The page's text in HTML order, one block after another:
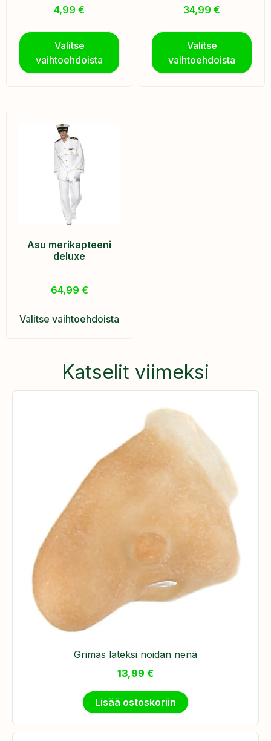
4,99 €
Valitse
vaihtoehdoista
34,99 €
Valitse
vaihtoehdoista
Asu merikapteeni
deluxe
64,99 €
Valitse vaihtoehdoista
Katselit viimeksi
Grimas lateksi noidan nenä
13,99 €
Lisää ostoskoriin